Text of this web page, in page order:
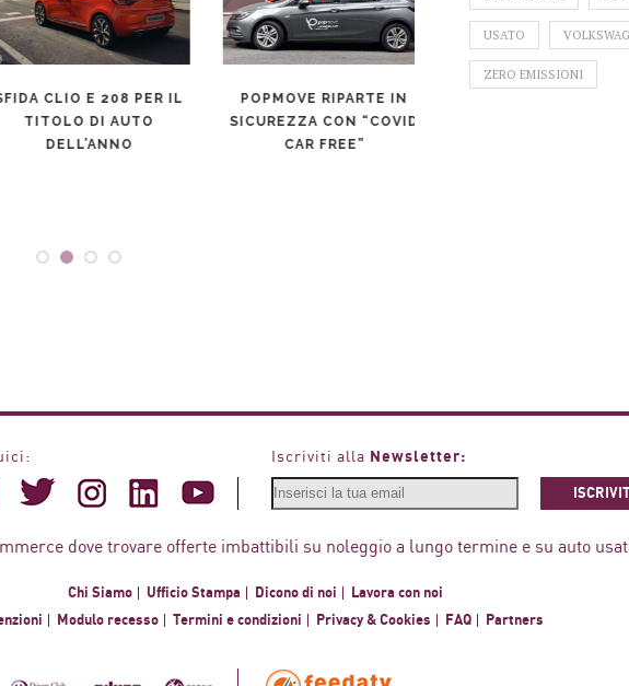
CLIO E 208 PER IL
TITOLO DI AUTO
DELL’ANNO
POPMOVE RIPARTE IN
SICUREZZA CON “COVID
CAR FREE”
USATO
ZERO EMISSIONI
Iscriviti alla Newsletter:
ISCRIVITI
dove trovare offerte imbattibili su noleggio a lungo termine e su auto
Chi Siamo Ufficio Stampa Dicono di noi
Lavora con noi
Modulo recesso Termini e condizioni Privacy & Cookies FAQ Partners